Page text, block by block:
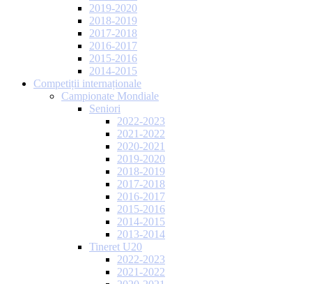
2019-2020
2018-2019
2017-2018
2016-2017
2015-2016
2014-2015
Competiții internaționale
Campionate Mondiale
Seniori
2022-2023
2021-2022
2020-2021
2019-2020
2018-2019
2017-2018
2016-2017
2015-2016
2014-2015
2013-2014
Tineret U20
2022-2023
2021-2022